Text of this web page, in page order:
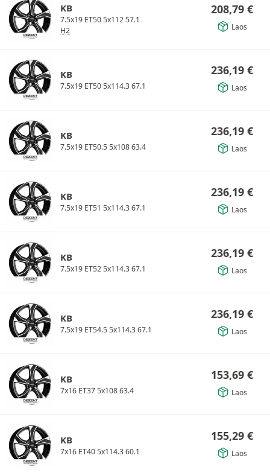
KB
7.5x19 ET50 5x112 57.1
H2
208,79 €
Laos
KB
7.5x19 ET50 5x114.3 67.1
236,19 €
Laos
KB
7.5x19 ET50.5 5x108 63.4
236,19 €
Laos
KB
7.5x19 ET51 5x114.3 67.1
236,19 €
Laos
KB
7.5x19 ET52 5x114.3 67.1
236,19 €
Laos
KB
7.5x19 ET54.5 5x114.3 67.1
236,19 €
Laos
KB
7x16 ET37 5x108 63.4
153,69 €
Laos
KB
7x16 ET40 5x114.3 60.1
155,29 €
Laos